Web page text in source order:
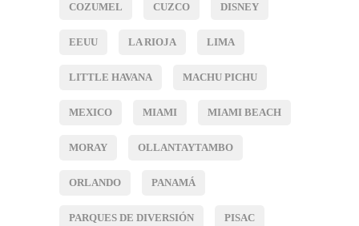
COZUMEL CUZCO DISNEY
EEUU LA RIOJA LIMA
LITTLE HAVANA MACHU PICHU
MEXICO MIAMI MIAMI BEACH
MORAY OLLANTAYTAMBO
ORLANDO PANAMÁ
PARQUES DE DIVERSIÓN PISAC